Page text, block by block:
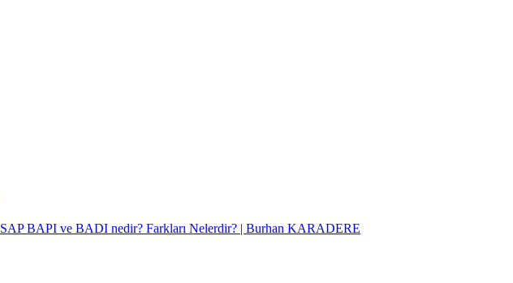
SAP BAPI ve BADI nedir? Farkları Nelerdir? | Burhan KARADERE